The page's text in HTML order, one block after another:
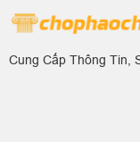
Cung Cấp Thông Tin,